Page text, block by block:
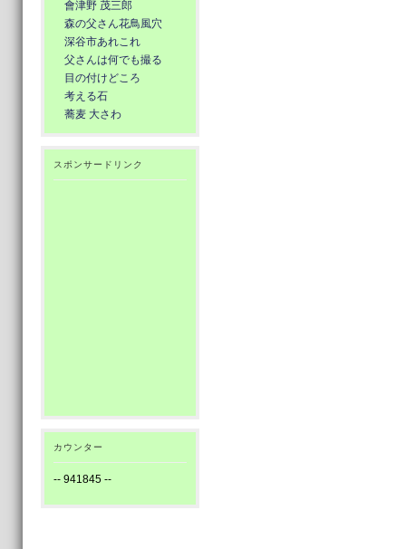
會津野 茂三郎
森の父さん花鳥風穴
深谷市あれこれ
父さんは何でも撮る
目の付けどころ
考える石
蕎麦 大さわ
スポンサードリンク
カウンター
-- 941845--